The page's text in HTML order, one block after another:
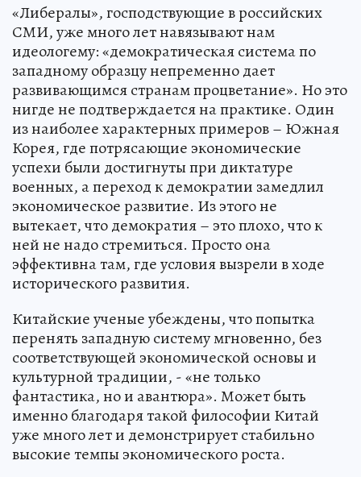
«Либералы», господствующие в российских
СМИ, уже много лет навязывают нам
идеологему: «демократическая система по
западному образцу непременно дает
развивающимся странам процветание». Но это
нигде не подтверждается на практике. Один
из наиболее характерных примеров – Южная
Корея, где потрясающие экономические
успехи были достигнуты при диктатуре
военных, а переход к демократии замедлил
экономическое развитие. Из этого не
вытекает, что демократия – это плохо, что к
ней не надо стремиться. Просто она
эффективна там, где условия вызрели в ходе
исторического развития.
Китайские ученые убеждены, что попытка
перенять западную систему мгновенно, без
соответствующей экономической основы и
культурной традиции, - «не только
фантастика, но и авантюра». Может быть
именно благодаря такой философии Китай
уже много лет и демонстрирует стабильно
высокие темпы экономического роста.